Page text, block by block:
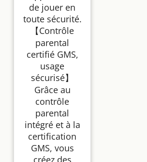
de jouer en
toute sécurité.
【Contrôle
parental
certifié GMS,
usage
sécurisé】
Grâce au
contrôle
parental
intégré et à la
certification
GMS, vous
créez des